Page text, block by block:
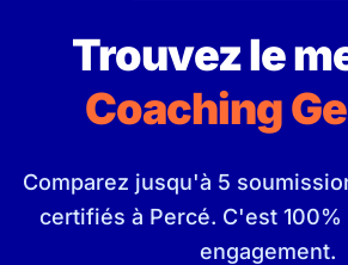
Trouvez le
Coaching
Comparez jusqu'à 5
certifiés à Percé. C'est
engagement.